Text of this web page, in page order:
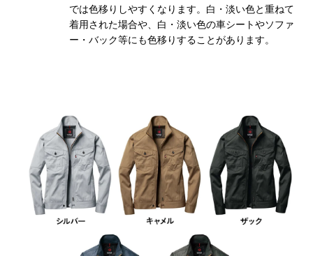
では色移りしやすくなります。白・淡い色と重ねて
着用された場合や、白・淡い色の車シートやソファ
ー・バック等にも色移りすることがあります。